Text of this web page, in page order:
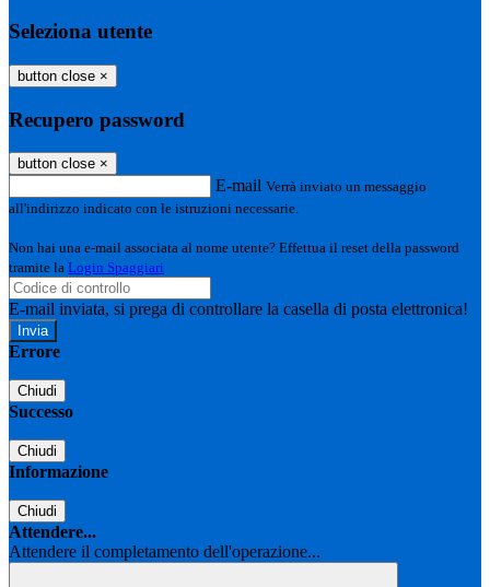
Seleziona utente
button close ×
Recupero password
button close ×
E-mail Verrà inviato un messaggio
all'indirizzo indicato con le istruzioni necessarie.
Non hai una e-mail associata al nome utente? Effettua il reset della password
tramite la Login Spaggiari
E-mail inviata, si prega di controllare la casella di posta elettronica!
Errore
Chiudi
Successo
Chiudi
Informazione
Chiudi
Attendere...
Attendere il completamento dell'operazione...